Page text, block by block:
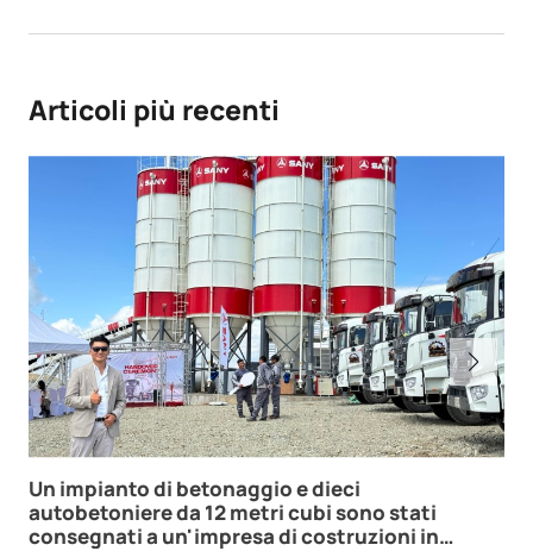
Articoli più recenti
Un impianto di betonaggio e dieci
autobetoniere da 12 metri cubi sono stati
consegnati a un'impresa di costruzioni in